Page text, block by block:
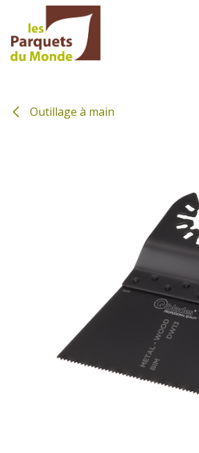
Se rendre au contenu
Outillage à main